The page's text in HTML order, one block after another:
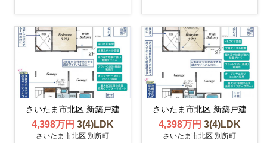
さいたま市北区 新築戸建
4,398万円 3(4)LDK
さいたま市北区 別所町
さいたま市北区 新築戸建
4,398万円 3(4)LDK
さいたま市北区 別所町